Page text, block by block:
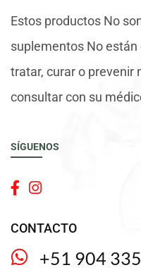
Estos productos No
suplementos No
tratar, curar o prevenir
consultar con su
SÍGUENOS
CONTACTO
+51 904